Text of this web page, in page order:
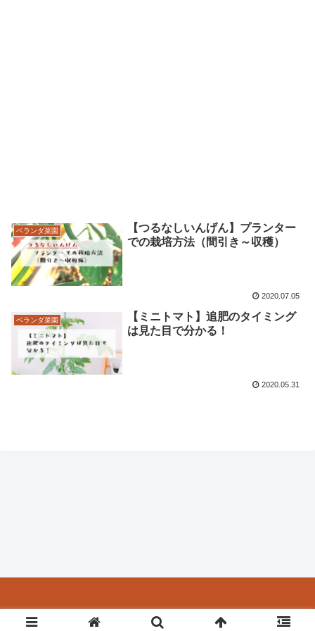
ベランダ菜園
【つるなしいんげん】プランター
での栽培方法（間引き～収穫）
2020.07.05
ベランダ菜園
【ミニトマト】追肥のタイミング
は見た目で分かる！
2020.05.31
Copyright © 2020-2026 ありとろぐ All Rights Reserved.